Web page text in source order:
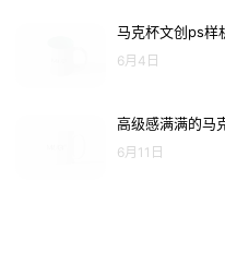
马克杯文创ps样
6月4日
高级感满满的马
6月11日